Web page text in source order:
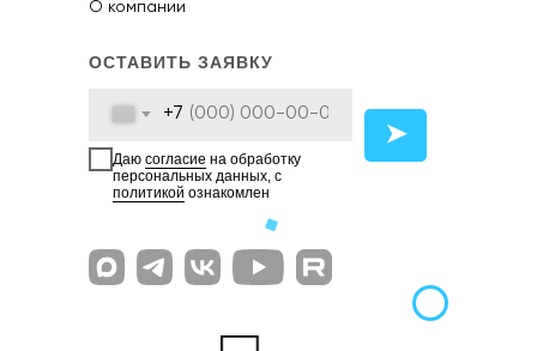
+7
Даю согласие на обработку
персональных данных, с
политикой ознакомлен
ОСТАВИТЬ ЗАЯВКУ
➤
О компании